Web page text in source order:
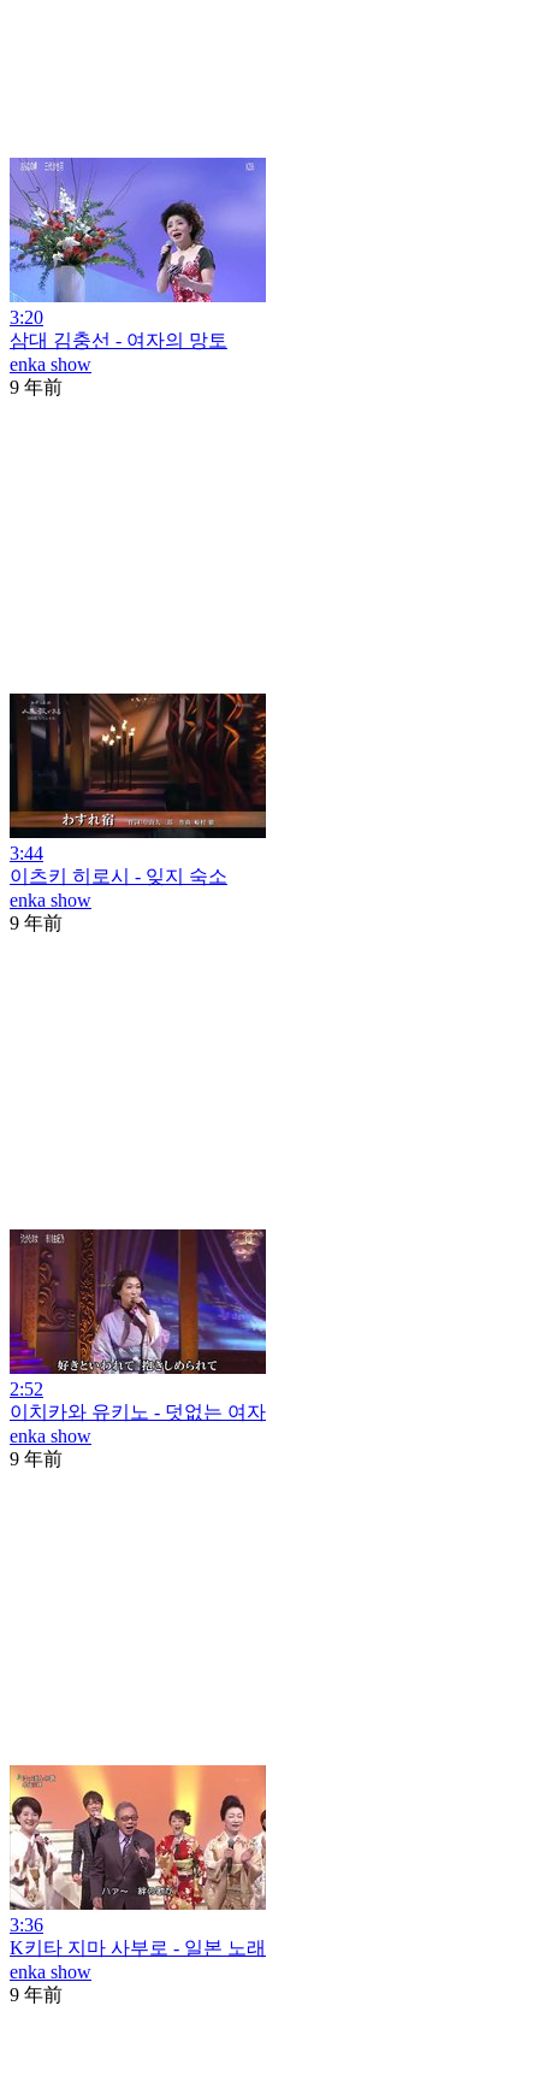
3:20
삼대 김충선 - 여자의 망토
enka show
9 年前
3:44
이츠키 히로시 - 잊지 숙소
enka show
9 年前
2:52
이치카와 유키노 - 덧없는 여자
enka show
9 年前
3:36
K키타 지마 사부로 - 일본 노래
enka show
9 年前